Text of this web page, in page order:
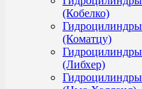
(Кобелко)
Гидроцилиндры
(Коматцу)
Гидроцилиндры
(Либхер)
Гидроцилиндры